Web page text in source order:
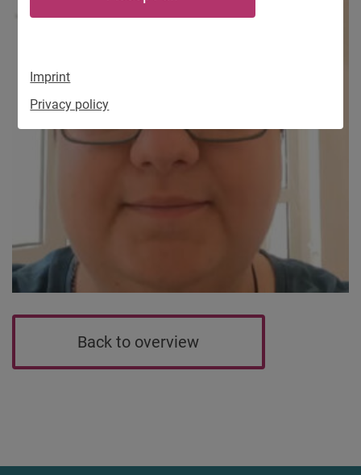
Imprint
Privacy policy
Back to overview